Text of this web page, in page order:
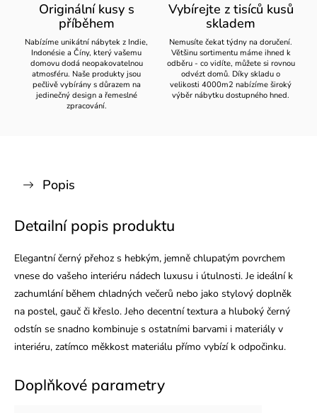
Originální kusy s
příběhem
Nabízíme unikátní nábytek z Indie,
Indonésie a Číny, který vašemu
domovu dodá neopakovatelnou
atmosféru. Naše produkty jsou
pečlivě vybírány s důrazem na
jedinečný design a řemeslné
zpracování.
Vybírejte z tisíců kusů
skladem
Nemusíte čekat týdny na doručení.
Většinu sortimentu máme ihned k
odběru - co vidíte, můžete si rovnou
odvézt domů. Díky skladu o
velikosti 4000m2 nabízíme široký
výběr nábytku dostupného hned.
Popis
Detailní popis produktu
Elegantní černý přehoz s hebkým, jemně chlupatým povrchem
vnese do vašeho interiéru nádech luxusu i útulnosti. Je ideální k
zachumlání během chladných večerů nebo jako stylový doplněk
na postel, gauč či křeslo. Jeho decentní textura a hluboký černý
odstín se snadno kombinuje s ostatními barvami i materiály v
interiéru, zatímco měkkost materiálu přímo vybízí k odpočinku.
Doplňkové parametry